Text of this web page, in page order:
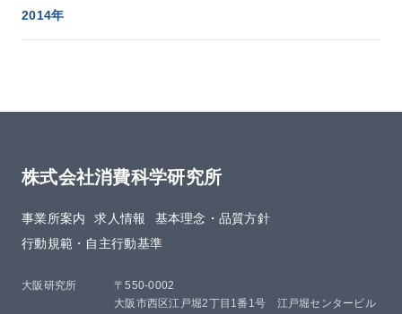
2014年
株式会社消費科学研究所
事業所案内 求人情報
基本理念・品質方針​
行動規範・自主行動基準
大阪研究所
〒550-0002
大阪市西区江戸堀2丁目1番1号 江戸堀センタービル